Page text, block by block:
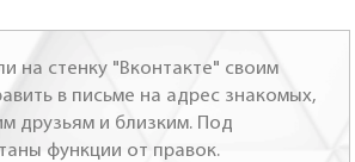
на стенку "Вконтакте" своим
в письме на адрес знакомых,
друзьям и близким. Под
функции от правок.